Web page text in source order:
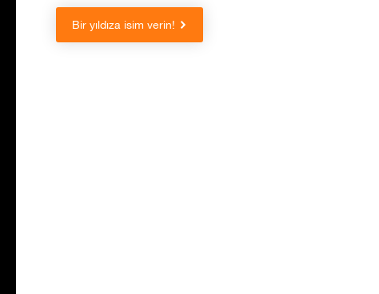
Bir yıldıza isim verin!